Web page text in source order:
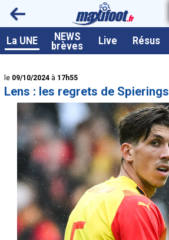
La UNE NEWS
brèves Live Résus
<
le 09/10/2024 à 17h55
Lens : les regrets de Spierings
A la UNE
Live / Matchs en direct
Résultats et Classements
Class. buteurs européens
Programme TV foot
Vidéos
Sondages
Tableau transferts L1
Taille de la police